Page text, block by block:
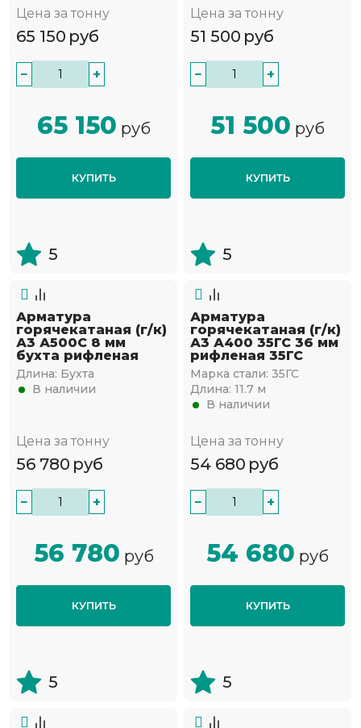
Цена за тонну
65 150 руб
− +
65 150 руб
КУПИТЬ
5
Цена за тонну
51 500 руб
− +
51 500 руб
КУПИТЬ
5
Арматура
горячекатаная (г/к)
А3 А500С 8 мм
бухта рифленая
Длина: Бухта
В наличии
Цена за тонну
56 780 руб
− +
56 780 руб
КУПИТЬ
5
Арматура
горячекатаная (г/к)
А3 А400 35ГС 36 мм
рифленая 35ГС
Марка стали: 35ГС
Длина: 11.7 м
В наличии
Цена за тонну
54 680 руб
− +
54 680 руб
КУПИТЬ
5